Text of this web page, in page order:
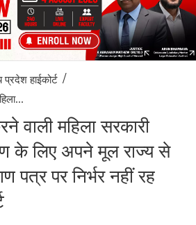
प्रदेश हाईकोर्ट /
वाली महिला सरकारी
के लिए अपने मूल राज्य से
पत्र पर निर्भर नहीं रह